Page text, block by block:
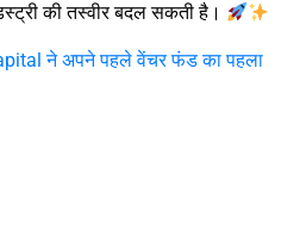
की तस्वीर बदल सकती है।
ने अपने पहले वेंचर फंड का पहला